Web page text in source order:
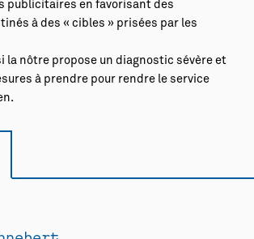
publicitaires en favorisant des
à des « cibles » prisées par les
la nôtre propose un diagnostic sévère et
à prendre pour rendre le service